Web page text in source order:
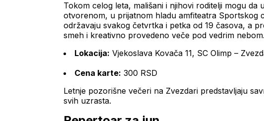
Tokom celog leta, mališani i njihovi roditelji mogu
otvorenom, u prijatnom hladu amfiteatra Sportskog
održavaju svakog četvrtka i petka od 19 časova, a
smeh i kreativno provedeno veče pod vedrim nebom.
Lokacija: Vjekoslava Kovača 11, SC Olimp –
Cena karte: 300 RSD
Letnje pozorišne večeri na Zvezdari predstavljaju
svih uzrasta.